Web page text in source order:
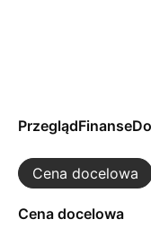
PrzeglądFinanse
Cena docelowa
Cena docelowa